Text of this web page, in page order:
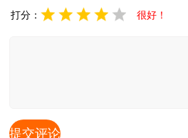
打分： 很好！